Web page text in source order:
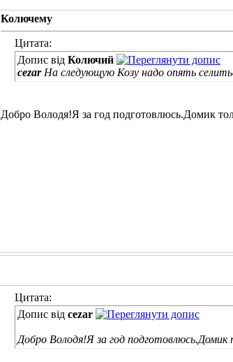
Колючему
Цитата:
Допис від Колючий
cezarНа следующую Козу надо опять
Добро Володя!Я за год подготовлюсь.Домик
Цитата:
Допис від cezar
Добро Володя!Я за год подготовлюсь.Домик